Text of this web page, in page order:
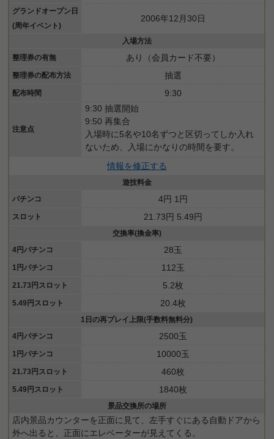
グランドオープン日
(周年イベント)
2006年12月30日
入場方法
整理券の有無
あり（会員カード不要）
整理券の配布方法 抽選
配布時間 9:30
注意点
9:30 抽選開始
9:50 再集合
入場時に5名や10名ずつと区切ってしか入れ
ないため、入場にかなりの時間を要す。
情報を修正する
遊技料金
パチンコ
4円 1円
スロット 21.73円 5.49円
交換率(換金率)
4円パチンコ
28玉
1円パチンコ 112玉
21.73円スロット 5.2枚
5.49円スロット 20.4枚
1日の再プレイ上限(手数料無料分)
4円パチンコ
2500玉
1円パチンコ 10000玉
21.73円スロット 460枚
5.49円スロット 1840枚
景品交換所の場所
店内景品カウンターを正面に見て、左手すぐにある自動ドアから
外へ出ると、正面にエレベーターが見えてくる。